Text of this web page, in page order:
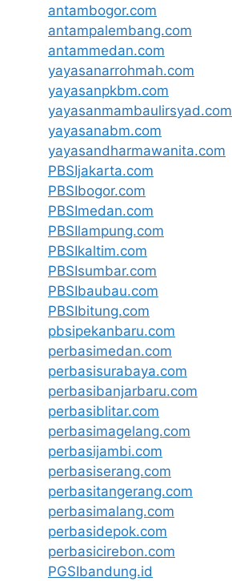
antambogor.com
antampalembang.com
antammedan.com
yayasanarrohmah.com
yayasanpkbm.com
yayasanmambaulirsyad.com
yayasanabm.com
yayasandharmawanita.com
PBSIjakarta.com
PBSIbogor.com
PBSImedan.com
PBSIlampung.com
PBSIkaltim.com
PBSIsumbar.com
PBSIbaubau.com
PBSIbitung.com
pbsipekanbaru.com
perbasimedan.com
perbasisurabaya.com
perbasibanjarbaru.com
perbasiblitar.com
perbasimagelang.com
perbasijambi.com
perbasiserang.com
perbasitangerang.com
perbasimalang.com
perbasidepok.com
perbasicirebon.com
PGSIbandung.id